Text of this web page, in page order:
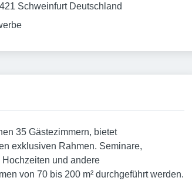
Schweinfurt Deutschland
35 Gästezimmern, bietet
exklusiven Rahmen. Seminare,
und andere
von 70 bis 200 m² durchgeführt werden.